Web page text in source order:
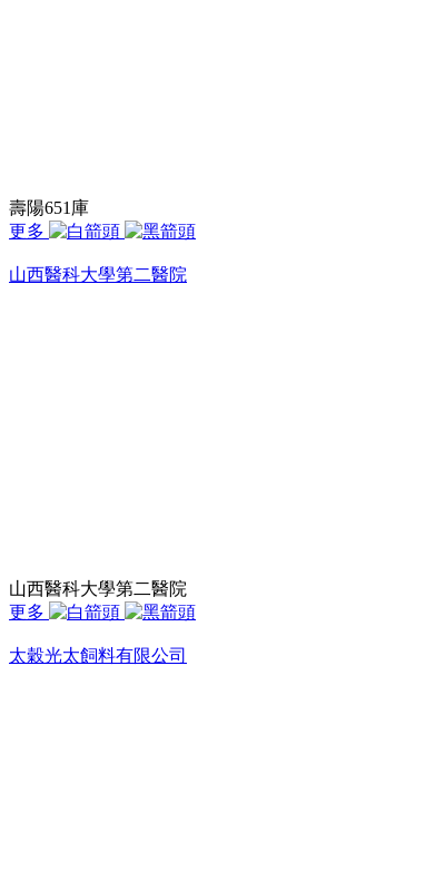
壽陽651庫
更多
山西醫科大學第二醫院
山西醫科大學第二醫院
更多
太穀光太飼料有限公司